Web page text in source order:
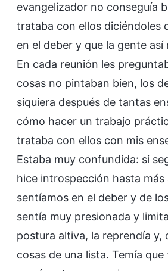
evangelizador no conseguía
trataba con ellos diciéndoles
en el deber y que la gente
En cada reunión les
cosas no pintaban bien, los
siquiera después de tantas
cómo hacer un trabajo
trataba con ellos con mis
Estaba muy confundida: si
hice introspección hasta
sentíamos en el deber y de
sentía muy presionada y
postura altiva, la reprendía y,
cosas de una lista. Temía